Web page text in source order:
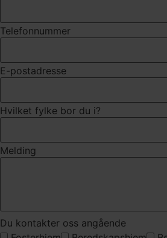
Telefonnummer
E-postadresse
Hvilket fylke bor du i?
Melding
Du kontakter oss angående